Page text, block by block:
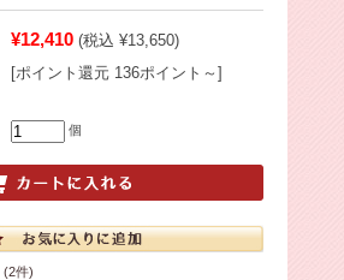
¥12,410 (税込 ¥13,650)
[ポイント還元 136ポイント～]
個
(2件)